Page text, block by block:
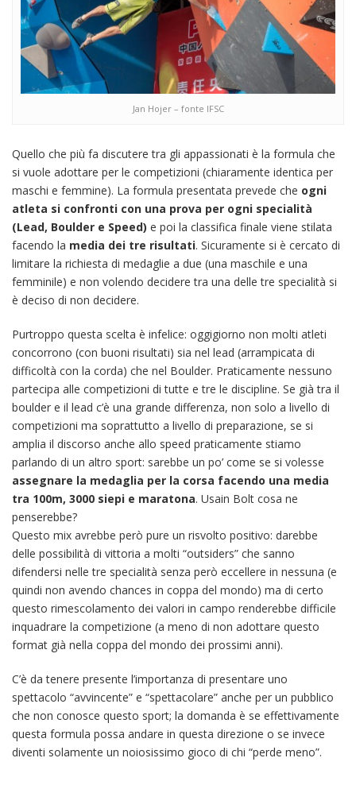
Jan Hojer – fonte IFSC
Quello che più fa discutere tra gli appassionati è la formula che
si vuole adottare per le competizioni (chiaramente identica per
maschi e femmine). La formula presentata prevede che ogni
atleta si confronti con una prova per ogni specialità
(Lead, Boulder e Speed) e poi la classifica finale viene stilata
facendo la media dei tre risultati. Sicuramente si è cercato di
limitare la richiesta di medaglie a due (una maschile e una
femminile) e non volendo decidere tra una delle tre specialità si
è deciso di non decidere.
Purtroppo questa scelta è infelice: oggigiorno non molti atleti
concorrono (con buoni risultati) sia nel lead (arrampicata di
difficoltà con la corda) che nel Boulder. Praticamente nessuno
partecipa alle competizioni di tutte e tre le discipline. Se già tra il
boulder e il lead c’è una grande differenza, non solo a livello di
competizioni ma soprattutto a livello di preparazione, se si
amplia il discorso anche allo speed praticamente stiamo
parlando di un altro sport: sarebbe un po’ come se si volesse
assegnare la medaglia per la corsa facendo una media
tra 100m, 3000 siepi e maratona. Usain Bolt cosa ne
penserebbe?
Questo mix avrebbe però pure un risvolto positivo: darebbe
delle possibilità di vittoria a molti “outsiders” che sanno
difendersi nelle tre specialità senza però eccellere in nessuna (e
quindi non avendo chances in coppa del mondo) ma di certo
questo rimescolamento dei valori in campo renderebbe difficile
inquadrare la competizione (a meno di non adottare questo
format già nella coppa del mondo dei prossimi anni).
C’è da tenere presente l’importanza di presentare uno
spettacolo “avvincente” e “spettacolare” anche per un pubblico
che non conosce questo sport; la domanda è se effettivamente
questa formula possa andare in questa direzione o se invece
diventi solamente un noiosissimo gioco di chi “perde meno”.